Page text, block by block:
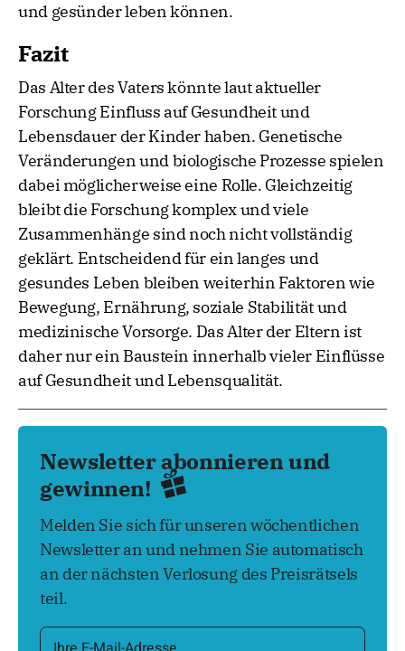
und gesünder leben können.
Fazit
Das Alter des Vaters könnte laut aktueller
Forschung Einfluss auf Gesundheit und
Lebensdauer der Kinder haben. Genetische
Veränderungen und biologische Prozesse spielen
dabei möglicherweise eine Rolle. Gleichzeitig
bleibt die Forschung komplex und viele
Zusammenhänge sind noch nicht vollständig
geklärt. Entscheidend für ein langes und
gesundes Leben bleiben weiterhin Faktoren wie
Bewegung, Ernährung, soziale Stabilität und
medizinische Vorsorge. Das Alter der Eltern ist
daher nur ein Baustein innerhalb vieler Einflüsse
auf Gesundheit und Lebensqualität.
Newsletter abonnieren und
gewinnen!
Melden Sie sich für unseren wöchentlichen
Newsletter an und nehmen Sie automatisch
an der nächsten Verlosung des Preisrätsels
teil.